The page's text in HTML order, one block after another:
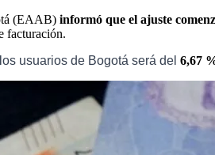
(EAAB) informó que el ajuste
facturación.
usuarios de Bogotá será del 6,67